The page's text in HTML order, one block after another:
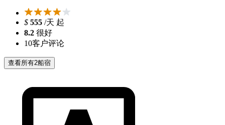
$ 555 /天 起
8.2 很好
10客户评论
查看所有2船宿